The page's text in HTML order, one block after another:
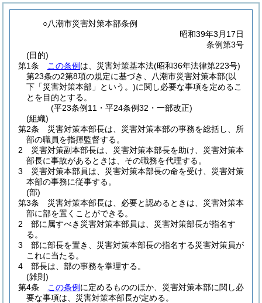
○八潮市災害対策本部条例
昭和39年3月17日
条例第3号
(目的)
第1条
この条例 は、災害対策基本法(昭和36年法律第223号)
第23条の2第8項の規定に基づき、八潮市災害対策本部(以
下「災害対策本部」という。)に関し必要な事項を定めるこ
とを目的とする。
(平23条例11・平24条例32・一部改正)
(組織)
第2条
災害対策本部長は、災害対策本部の事務を総括し、所
部の職員を指揮監督する。
2
災害対策副本部長は、災害対策本部長を助け、災害対策本
部長に事故があるときは、その職務を代理する。
3
災害対策本部員は、災害対策本部長の命を受け、災害対策
本部の事務に従事する。
(部)
第3条
災害対策本部長は、必要と認めるときは、災害対策本
部に部を置くことができる。
2
部に属すべき災害対策本部員は、災害対策部長が指名す
る。
3
部に部長を置き、災害対策本部長の指名する災害対策員が
これに当たる。
4
部長は、部の事務を掌理する。
(雑則)
第4条
この条例 に定めるもののほか、災害対策本部に関し必
要な事項は、災害対策本部長が定める。